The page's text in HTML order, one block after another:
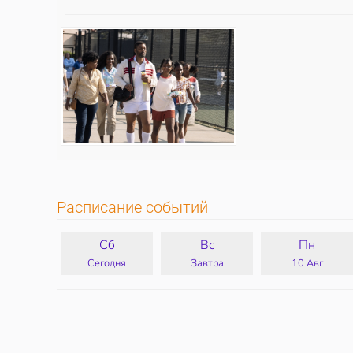
Расписание событий
Сб
Сегодня
Вс
Завтра
Пн
10 Авг